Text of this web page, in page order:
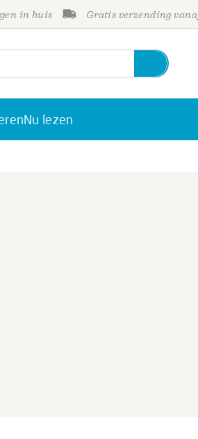
in huis Gratis verzending
Nu lezen